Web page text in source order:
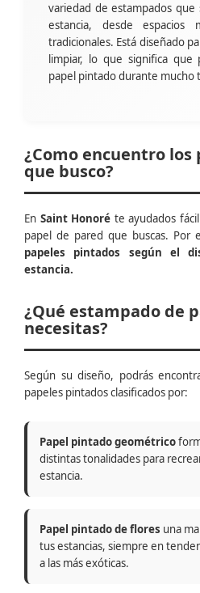
variedad de estampados que
estancia, desde espacios
tradicionales. Está diseñado
limpiar, lo que significa
papel pintado durante mucho
¿Como encuentro
que busco?
En Saint Honoré te ayudados
papel de pared que buscas. Por
papeles pintados según el
estancia.
¿Qué estampado de
necesitas?
Según su diseño, podrás
papeles pintados clasificados por:
Papel pintado geométrico
distintas tonalidades para
estancia.
Papel pintado de flores una
tus estancias, siempre en
a las más exóticas.